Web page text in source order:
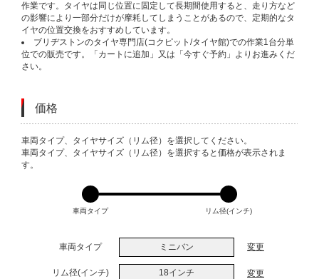
作業です。タイヤは同じ位置に固定して長期間使用すると、走り方など
の影響により一部分だけが摩耗してしまうことがあるので、定期的なタ
イヤの位置交換をおすすめしています。
ブリヂストンのタイヤ専門店(コクピット/タイヤ館)での作業1台分単
位での販売です。「カートに追加」又は「今すぐ予約」よりお進みくだ
さい。
価格
VARIATIONS
車両タイプ、タイヤサイズ（リム径）を選択してください。
車両タイプ、タイヤサイズ（リム径）を選択すると価格が表示されま
す。
車両タイプ リム径(インチ)
車両タイプ ミニバン 変更
リム径(インチ) 18インチ 変更